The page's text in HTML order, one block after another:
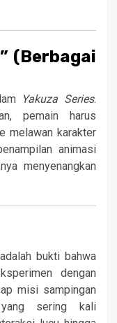
(Berbagai
Yakuza Series.
pemain harus
melawan karakter
animasi
menyenangkan
bukti bahwa
dengan
misi sampingan
yang sering kali